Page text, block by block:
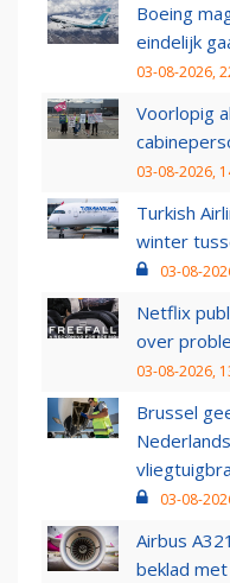
Boeing
eindelijk
03-08-2026,
Voorlopig
03-08-2026,
Turkish
winter
03-08-
Netflix
over
03-08-2026,
Brussel
03-08-
Airbus
beklad